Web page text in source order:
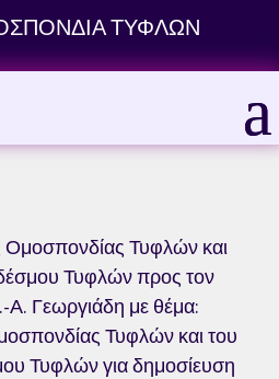
ΤΥΦΛΩΝ
Ομοσπονδίας Τυφλών και
Τυφλών προς τον
Α. Γεωργιάδη με θέμα:
Τυφλών και του
Τυφλών για δημοσίευση